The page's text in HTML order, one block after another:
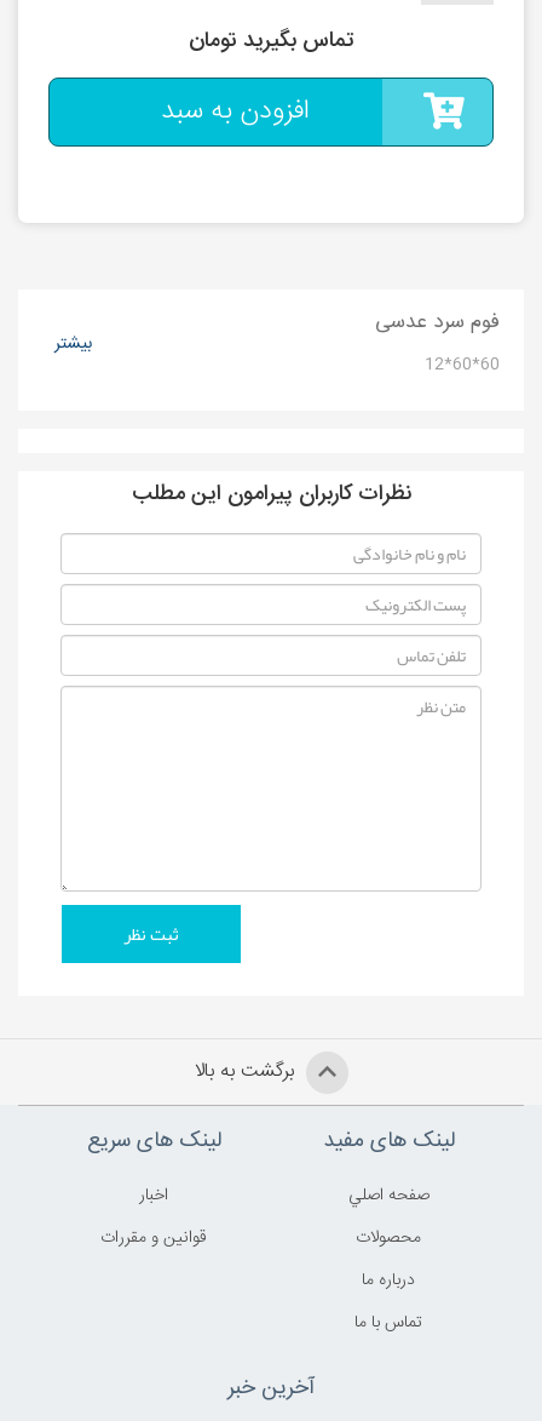
تماس بگیرید تومان
افزودن به سبد
فوم سرد عدسی
60*60*12
بیشتر
نظرات کاربران پیرامون این مطلب
برگشت به بالا
لینک های مفید
صفحه اصلي
محصولات
درباره ما
تماس با ما
لینک های سریع
اخبار
قوانين و مقررات
آخرین خبر